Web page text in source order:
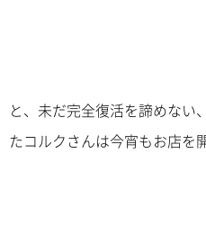
と、未だ完全復活を諦めない
たコルクさんは今宵もお店を